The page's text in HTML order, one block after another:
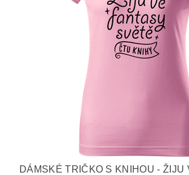
DÁMSKÉ TRIČKO S KNIHOU - ŽIJU